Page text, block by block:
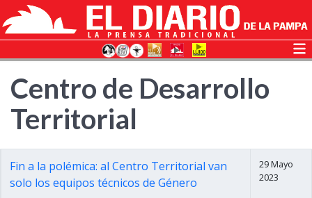
Centro de Desarrollo
Territorial
Fin a la polémica: al Centro Territorial van
solo los equipos técnicos de Género
29 Mayo
2023